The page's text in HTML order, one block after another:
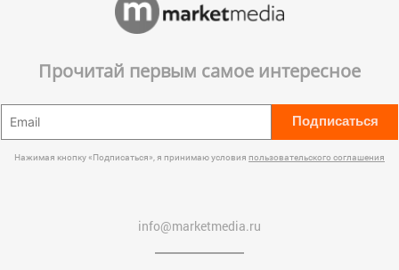
Прочитай первым самое интересное
Подписаться
Нажимая кнопку «Подписаться», я принимаю условия пользовательского соглашения
info@marketmedia.ru